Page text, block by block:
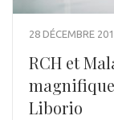
28 DÉCEMBRE
RCH et
Liborio